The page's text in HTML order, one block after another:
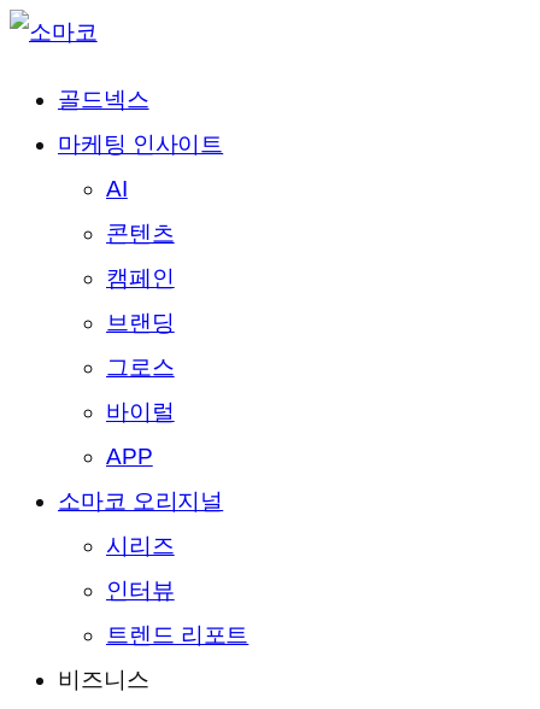
골드넥스
마케팅 인사이트
AI
콘텐츠
캠페인
브랜딩
그로스
바이럴
APP
소마코 오리지널
시리즈
인터뷰
트렌드 리포트
비즈니스